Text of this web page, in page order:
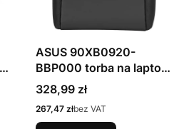
ASUS 90XB0920-
BBP000 torba na laptop
40,6 cm (16") Plecak
Czarny
Cena
328,99 zł
Cena
267,47 złbez VAT